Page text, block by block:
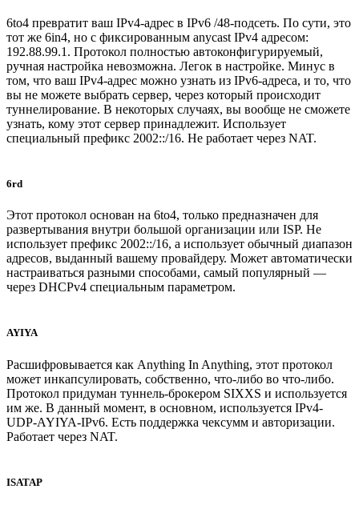
6to4 превратит ваш IPv4-адрес в IPv6 /48-подсеть. По сути, это
тот же 6in4, но с фиксированным anycast IPv4 адресом:
192.88.99.1. Протокол полностью автоконфигурируемый,
ручная настройка невозможна. Легок в настройке. Минус в
том, что ваш IPv4-адрес можно узнать из IPv6-адреса, и то, что
вы не можете выбрать сервер, через который происходит
туннелирование. В некоторых случаях, вы вообще не сможете
узнать, кому этот сервер принадлежит. Использует
специальный префикс 2002::/16. Не работает через NAT.
6rd
Этот протокол основан на 6to4, только предназначен для
развертывания внутри большой организации или ISP. Не
использует префикс 2002::/16, а использует обычный диапазон
адресов, выданный вашему провайдеру. Может автоматически
настраиваться разными способами, самый популярный —
через DHCPv4 специальным параметром.
AYIYA
Расшифровывается как Anything In Anything, этот протокол
может инкапсулировать, собственно, что-либо во что-либо.
Протокол придуман туннель-брокером SIXXS и используется
им же. В данный момент, в основном, используется IPv4-
UDP-AYIYA-IPv6. Есть поддержка чексумм и авторизации.
Работает через NAT.
ISATAP